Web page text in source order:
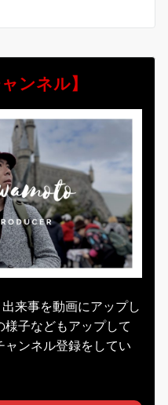
ンネル】
来事を動画にアップし
子などもアップして
ンネル登録をしてい